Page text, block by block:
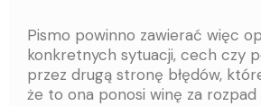
Pismo powinno zawierać więc
konkretnych sytuacji, cech czy
przez drugą stronę błędów,
że to ona ponosi winę za rozpad